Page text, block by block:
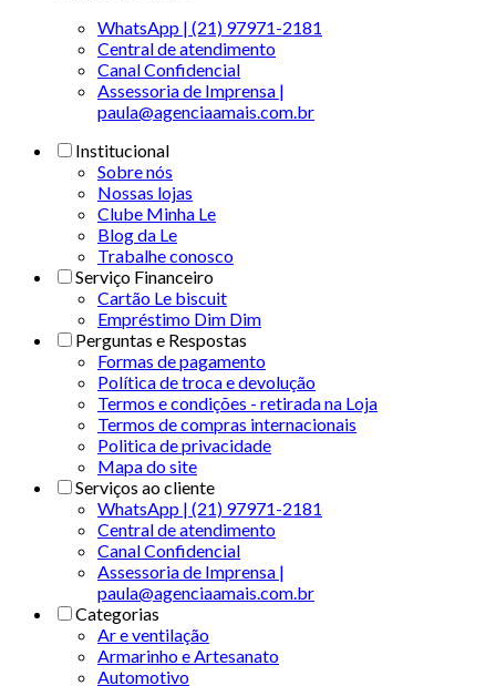
WhatsApp | (21) 97971-2181
Central de atendimento
Canal Confidencial
Assessoria de Imprensa |
paula@agenciaamais.com.br
Institucional
Sobre nós
Nossas lojas
Clube Minha Le
Blog da Le
Trabalhe conosco
Serviço Financeiro
Cartão Le biscuit
Empréstimo Dim Dim
Perguntas e Respostas
Formas de pagamento
Política de troca e devolução
Termos e condições - retirada na Loja
Termos de compras internacionais
Politica de privacidade
Mapa do site
Serviços ao cliente
WhatsApp | (21) 97971-2181
Central de atendimento
Canal Confidencial
Assessoria de Imprensa |
paula@agenciaamais.com.br
Categorias
Ar e ventilação
Armarinho e Artesanato
Automotivo